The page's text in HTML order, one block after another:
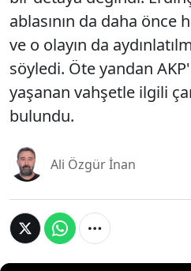
ablasının da daha önce
ve o olayın da
söyledi. Öte yandan
yaşanan vahşetle ilgili
bulundu.
Ali Özgür İnan